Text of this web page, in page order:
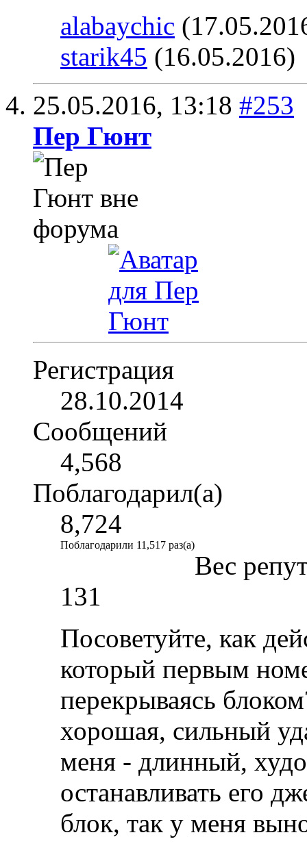
alabaychic
starik45 (16.05.2016)
25.05.2016, 13:18 #253
Пер Гюнт
Регистрация
28.10.2014
Сообщений
4,568
Поблагодарил(а)
8,724
Поблагодарили 11,517 раз(а)
Вес
131
Посоветуйте, как
который первым
перекрываясь
хорошая, сильный
меня - длинный,
останавливать его
блок, так у меня